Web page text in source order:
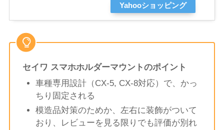
Yahooショッピング
セイワ スマホホルダーマウントのポイント
車種専用設計（CX-5, CX-8対応）で、かっ
ちり固定される
模造品対策のためか、左右に装飾がついて
おり、レビューを見る限りでも評価が別れ